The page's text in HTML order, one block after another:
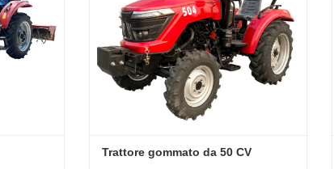
Trattore gommato da 50 CV